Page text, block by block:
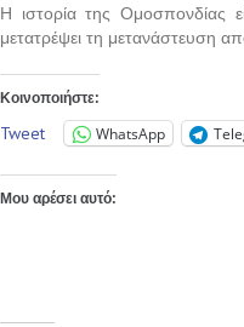
Η ιστορία της Ομοσπονδίας
μετατρέψει τη μετανάστευση
Κοινοποιήστε:
Tweet WhatsApp
Μου αρέσει αυτό: